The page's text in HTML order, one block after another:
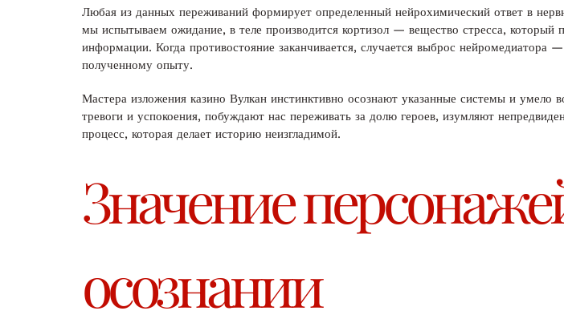
Любая из данных переживаний формирует определенный нейрохимический ответ в
мы испытываем ожидание, в теле производится кортизол — вещество стресса,
информации. Когда противостояние заканчивается, случается выброс нейромедиатора
полученному опыту.
Мастера изложения казино Вулкан инстинктивно осознают указанные системы и
тревоги и успокоения, побуждают нас переживать за долю героев, изумляют
процесс, которая делает историю неизгладимой.
Значение
осознании